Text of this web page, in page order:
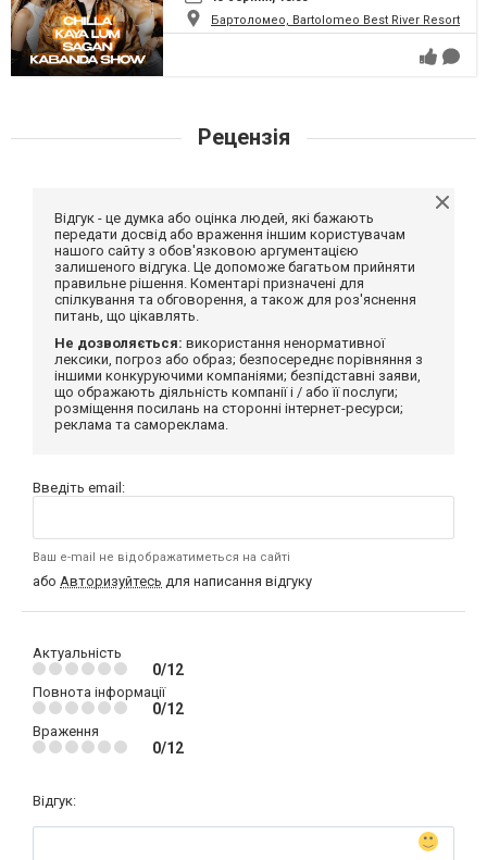
Бартоломео, Bartolomeo Best River Resort
Рецензія
Відгук - це думка або оцінка людей, які бажають
передати досвід або враження іншим користувачам
нашого сайту з обов'язковою аргументацією
залишеного відгука. Це допоможе багатьом прийняти
правильне рішення. Коментарі призначені для
спілкування та обговорення, а також для роз'яснення
питань, що цікавлять.
Не дозволяється: використання ненормативної
лексики, погроз або образ; безпосереднє порівняння з
іншими конкуруючими компаніями; безпідставні заяви,
що ображають діяльність компанії і / або її послуги;
розміщення посилань на сторонні інтернет-ресурси;
реклама та самореклама.
Введіть email:
Ваш e-mail не відображатиметься на сайті
або Авторизуйтесь для написання відгуку
Актуальність
0/12
Повнота інформації
0/12
Враження
0/12
Відгук: